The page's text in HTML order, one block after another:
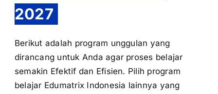
2027
Berikut adalah program unggulan yang
dirancang untuk Anda agar proses belajar
semakin Efektif dan Efisien. Pilih program
belajar Edumatrix Indonesia lainnya yang